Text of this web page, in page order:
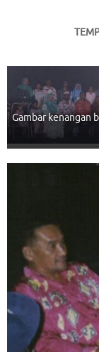
Gambar kenangan